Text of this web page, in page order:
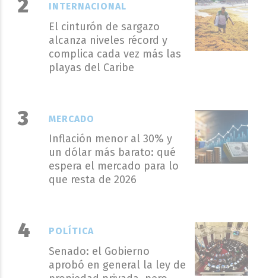
El cinturón de sargazo
alcanza niveles récord y
complica cada vez más las
playas del Caribe
INTERNACIONAL
Inflación menor al 30% y
un dólar más barato: qué
espera el mercado para lo
que resta de 2026
MERCADO
Senado: el Gobierno
aprobó en general la ley de
POLÍTICA